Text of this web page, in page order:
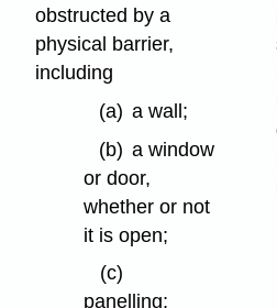
obstructed by a
physical barrier,
including
(a) a wall;
(b) a window
or door,
whether or not
it is open;
(c)
panelling;